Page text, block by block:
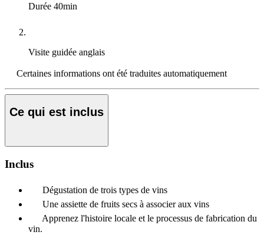
Durée 40min
Visite guidée anglais
Certaines informations ont été traduites automatiquement
Ce qui est inclus
Inclus
Dégustation de trois types de vins
Une assiette de fruits secs à associer aux vins
Apprenez l'histoire locale et le processus de fabrication du
vin.